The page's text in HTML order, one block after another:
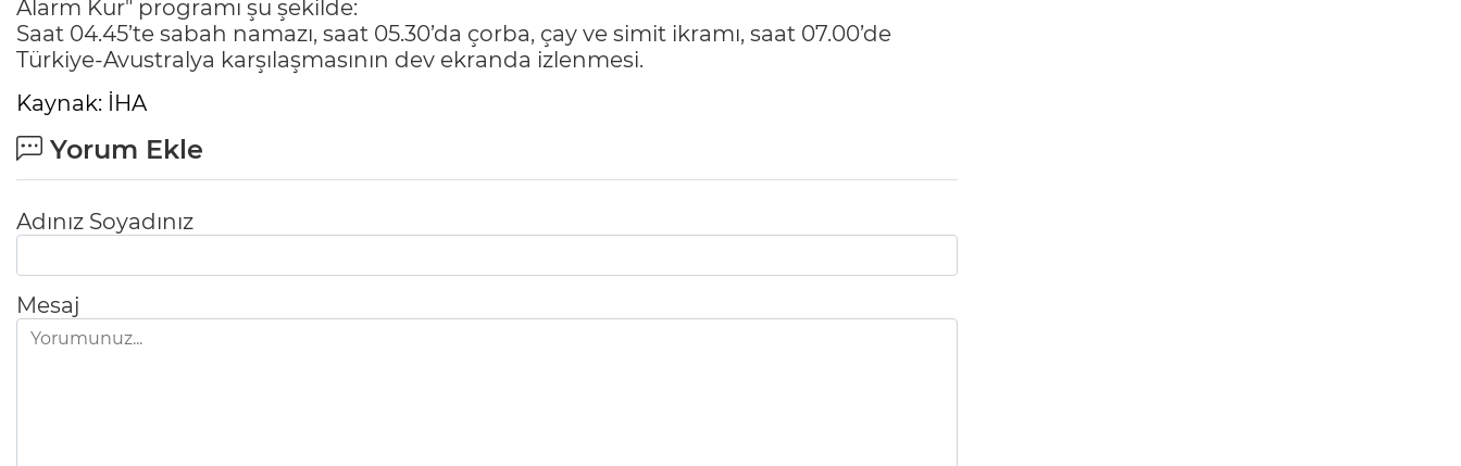
Alarm Kur" programı şu şekilde:
Saat 04.45’te sabah namazı, saat 05.30’da çorba, çay ve simit ikramı, saat 07.00’de
Türkiye-Avustralya karşılaşmasının dev ekranda izlenmesi.
Kaynak: İHA
Yorum Ekle
Adınız Soyadınız
Mesaj